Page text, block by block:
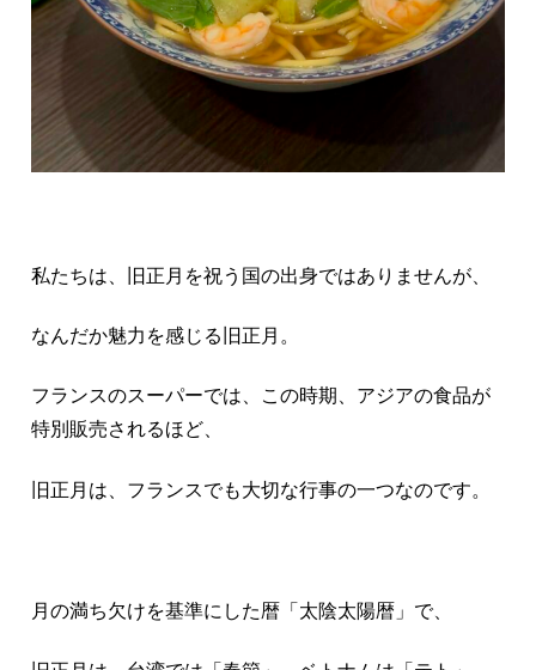
私たちは、旧正月を祝う国の出身ではありませんが、
なんだか魅力を感じる旧正月。
フランスのスーパーでは、この時期、アジアの食品が
特別販売されるほど、
旧正月は、フランスでも大切な行事の一つなのです。
月の満ち欠けを基準にした暦「太陰太陽暦」で、